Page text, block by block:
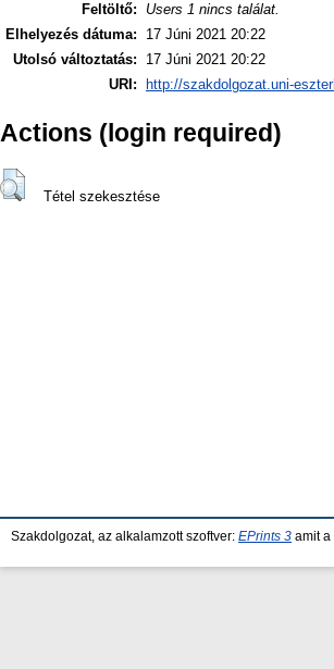
Feltöltő:
Users 1 nincs találat.
Elhelyezés dátuma:
17 Júni 2021 20:22
Utolsó változtatás:
17 Júni 2021 20:22
URI:
http://szakdolgozat.uni-
Actions (login required)
Tétel szekesztése
Szakdolgozat, az alkalamzott szoftver: EPrints 3 amit a